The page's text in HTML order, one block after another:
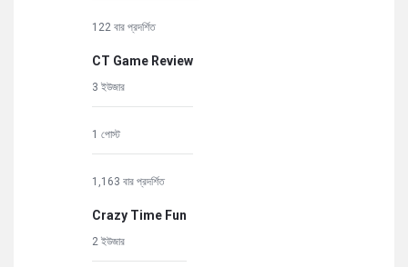
122 বার প্রদর্শিত
CT Game Review
3 ইউজার
1 পোস্ট
1,163 বার প্রদর্শিত
Crazy Time Fun
2 ইউজার